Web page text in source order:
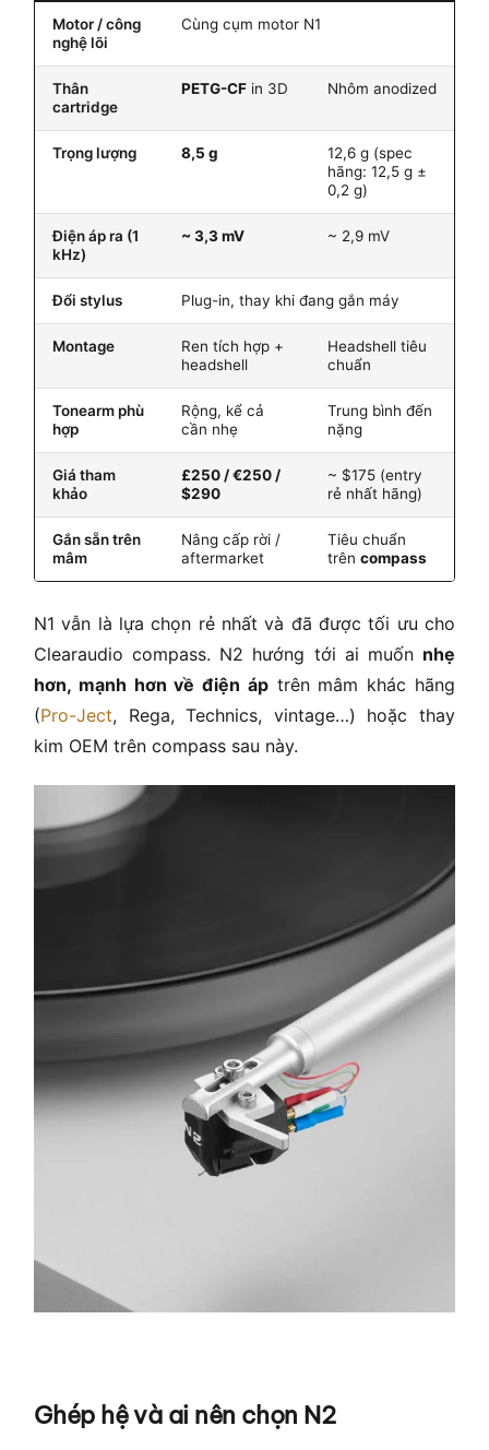
Motor / công
nghệ lõi
Cùng cụm motor N1
Thân
cartridge
PETG-CF in 3D Nhôm anodized
Trọng lượng 8,5 g
12,6 g (spec
hãng: 12,5 g ±
0,2 g)
Điện áp ra (1
kHz)
~ 3,3 mV ~ 2,9 mV
Đổi stylus Plug-in, thay khi đang gắn máy
Montage
Ren tích hợp +
headshell
Headshell tiêu
chuẩn
Tonearm phù
hợp
Rộng, kể cả
cần nhẹ
Trung bình đến
nặng
Giá tham
khảo
£250 / €250 /
$290
~ $175 (entry
rẻ nhất hãng)
Gắn sẵn trên
mâm
Nâng cấp rời /
aftermarket
Tiêu chuẩn
trên compass
N1 vẫn là lựa chọn rẻ nhất và đã được tối ưu cho
Clearaudio compass. N2 hướng tới ai muốn nhẹ
hơn, mạnh hơn về điện áptrên mâm khác hãng
(Pro-Ject, Rega, Technics, vintage…) hoặc thay
kim OEM trên compass sau này.
Ghép hệ và ai nên chọn N2